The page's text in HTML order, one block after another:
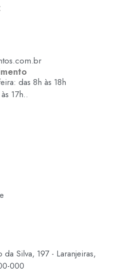
das 8h às 18h
17h..
da Silva, 197 - Laranjeiras,
000